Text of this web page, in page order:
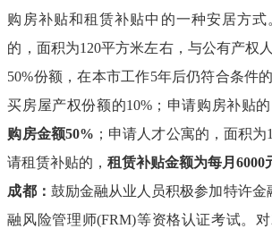
购房补贴和租赁补贴中的一种安居方式
的，面积为120平方米左右，与公有产权
50%份额，在本市工作5年后仍符合条件
买房屋产权份额的10%；申请购房补贴的
购房金额50% ；申请人才公寓的，面积为
请租赁补贴的，租赁补贴金额为每月6000
成都： 鼓励金融从业人员积极参加特许金
融风险管理师(FRM)等资格认证考试。对